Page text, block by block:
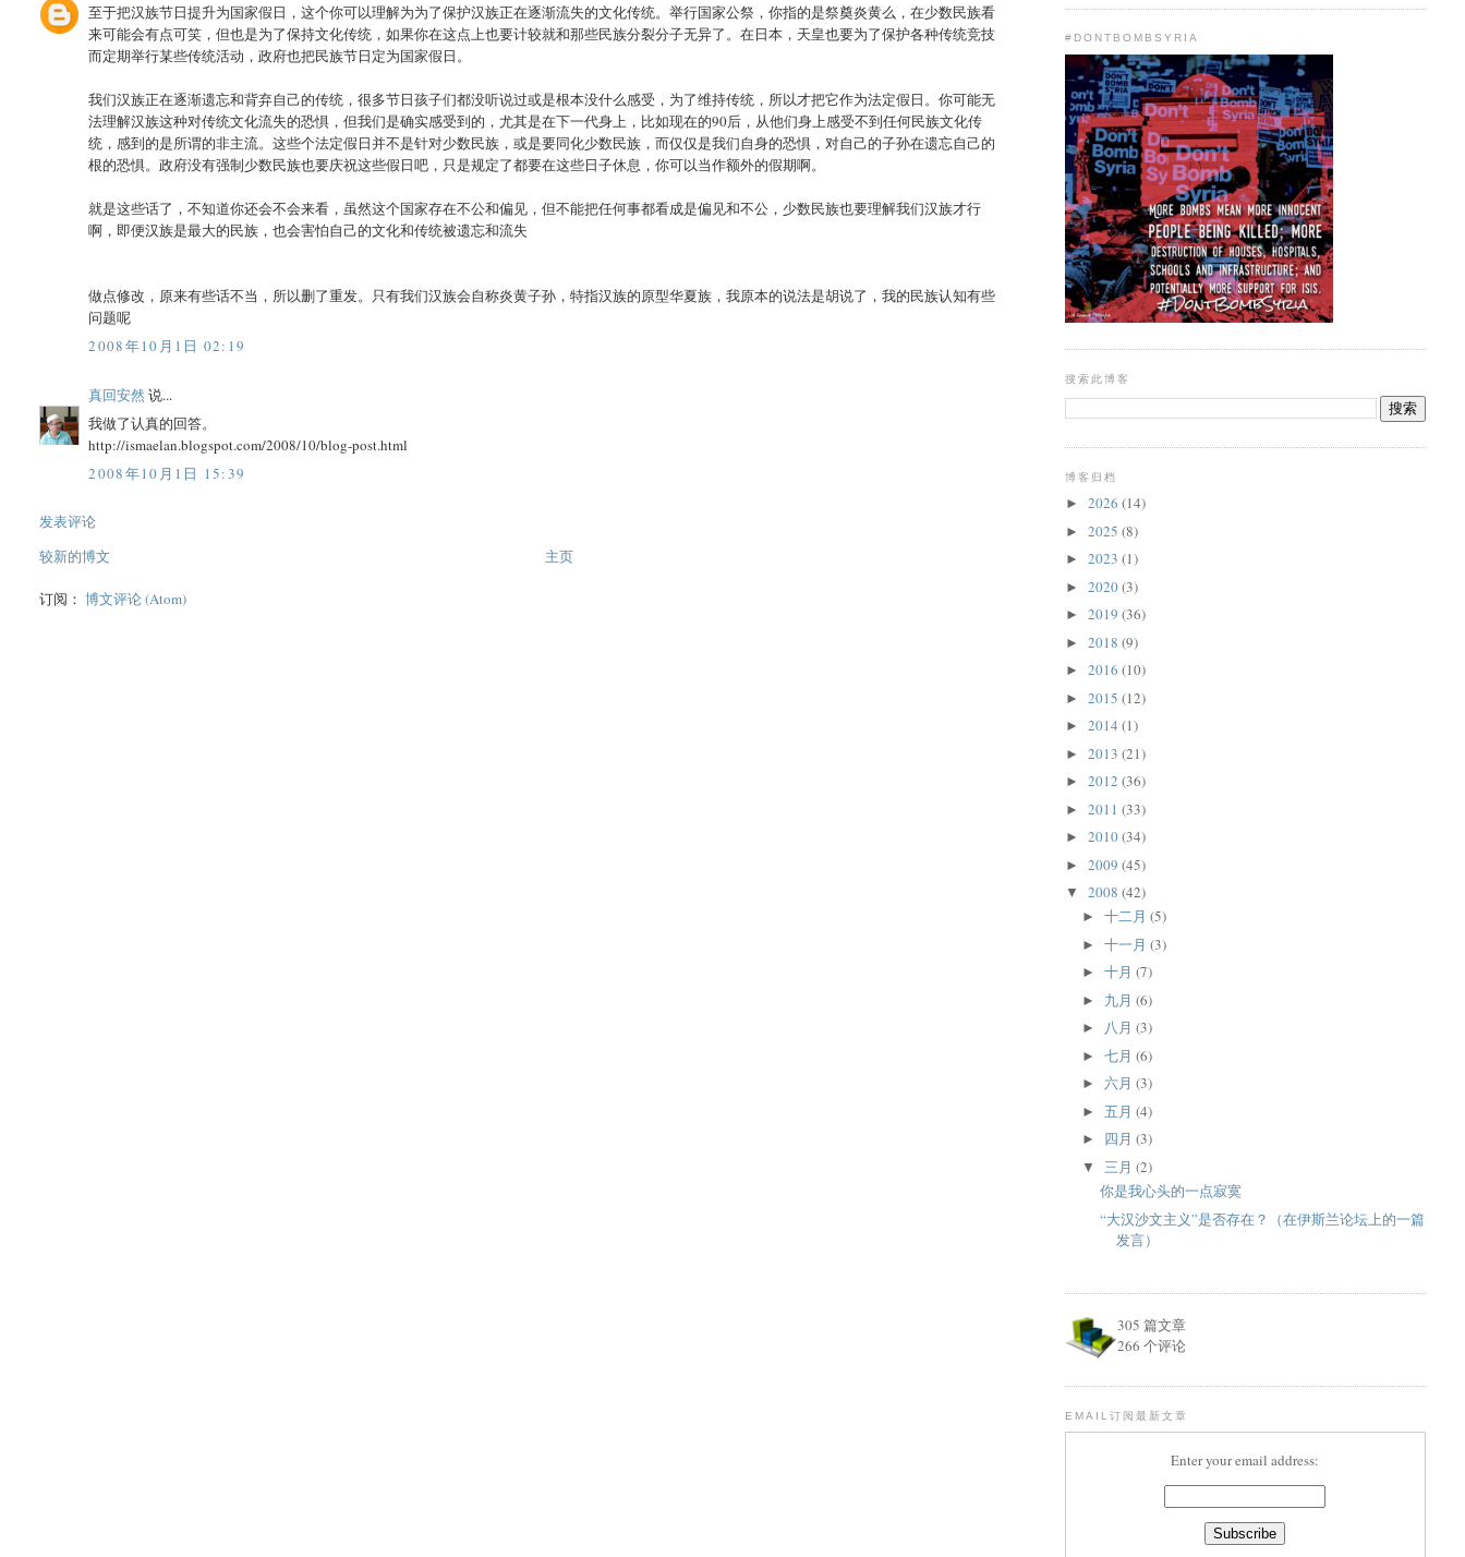
至于把汉族节日提升为国家假日，这个你可以理解为为了保护汉族正在逐渐流失的文化传统。举行国家公祭，你指的是祭奠炎黄么，在少数民族看
来可能会有点可笑，但也是为了保持文化传统，如果你在这点上也要计较就和那些民族分裂分子无异了。在日本，天皇也要为了保护各种传统竞技
而定期举行某些传统活动，政府也把民族节日定为国家假日。
我们汉族正在逐渐遗忘和背弃自己的传统，很多节日孩子们都没听说过或是根本没什么感受，为了维持传统，所以才把它作为法定假日。你可能无
法理解汉族这种对传统文化流失的恐惧，但我们是确实感受到的，尤其是在下一代身上，比如现在的90后，从他们身上感受不到任何民族文化传
统，感到的是所谓的非主流。这些个法定假日并不是针对少数民族，或是要同化少数民族，而仅仅是我们自身的恐惧，对自己的子孙在遗忘自己的
根的恐惧。政府没有强制少数民族也要庆祝这些假日吧，只是规定了都要在这些日子休息，你可以当作额外的假期啊。
就是这些话了，不知道你还会不会来看，虽然这个国家存在不公和偏见，但不能把任何事都看成是偏见和不公，少数民族也要理解我们汉族才行
啊，即便汉族是最大的民族，也会害怕自己的文化和传统被遗忘和流失
做点修改，原来有些话不当，所以删了重发。只有我们汉族会自称炎黄子孙，特指汉族的原型华夏族，我原本的说法是胡说了，我的民族认知有些
问题呢
2008年10月1日 02:19
真回安然 说...
我做了认真的回答。
http://ismaelan.blogspot.com/2008/10/blog-post.html
2008年10月1日 15:39
发表评论
较新的博文
主页
订阅：博文评论 (Atom)
#DONTBOMBSYRIA
搜索此博客
博客归档
► 2026 (14)
► 2025 (8)
► 2023 (1)
► 2020(3)
► 2019 (36)
► 2018 (9)
► 2016 (10)
► 2015 (12)
► 2014 (1)
► 2013 (21)
► 2012 (36)
► 2011 (33)
► 2010(34)
► 2009 (45)
▼ 2008 (42)
►十二月(5)
►十一月(3)
►十月(7)
► 九月(6)
► 八月(3)
►七月(6)
► 六月(3)
►五月(4)
► 四月(3)
▼ 三月(2)
你是我心头的一点寂寞
“大汉沙文主义”是否存在？（在伊斯兰论坛上的一篇
发言）
305 篇文章
266 个评论
EMAIL订阅最新文章
Enter your email address: